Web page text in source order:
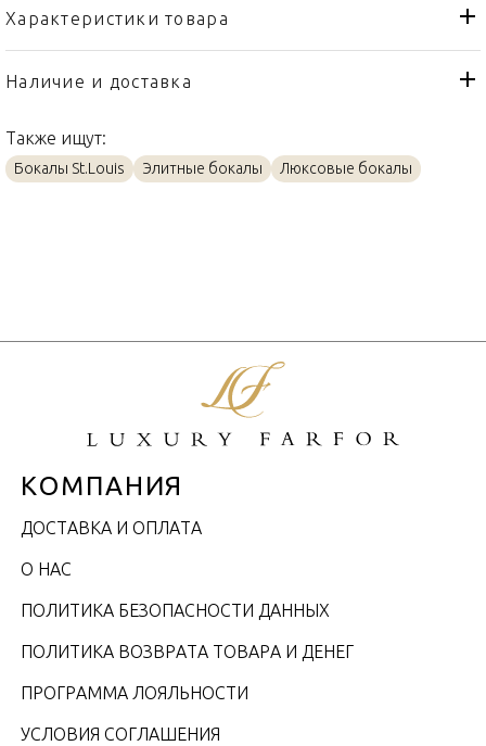
Характеристики товара
Тип товара
Бокал
Бренд
Страна производителя
Материал
Золото, Хрусталь
Наличие и доставка
Также ищут:
Бокалы St.Louis Элитные бокалы Люксовые бокалы
КОМПАНИЯ
ДОСТАВКА И ОПЛАТА
О НАС
ПОЛИТИКА БЕЗОПАСНОСТИ ДАННЫХ
ПОЛИТИКА ВОЗВРАТА ТОВАРА И ДЕНЕГ
ПРОГРАММА ЛОЯЛЬНОСТИ
УСЛОВИЯ СОГЛАШЕНИЯ